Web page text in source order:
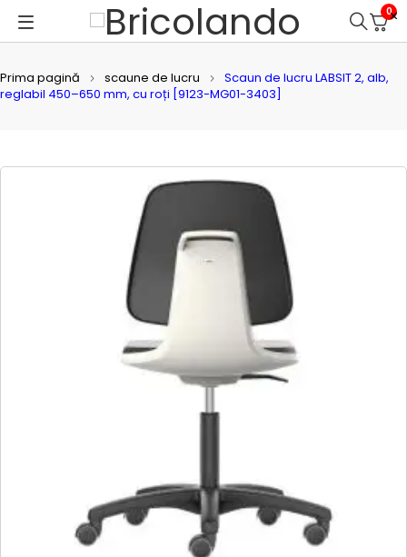
0
Prima pagină scaune de lucru
Scaun de lucru LABSIT 2, alb,
reglabil 450–650 mm, cu roți [9123-MG01-3403]